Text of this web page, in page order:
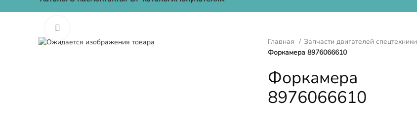
Главная
Запчасти двигателей спецтехники
Форкамера 8976066610
Форкамера
8976066610